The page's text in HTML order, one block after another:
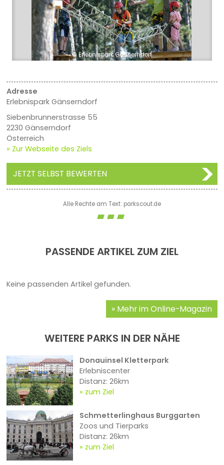
© Erlebnispark Gänserndorf
Adresse
Erlebnispark Gänserndorf
Siebenbrunnerstrasse 55
2230 Gänserndorf
Österreich
» Zur Webseite des Ziels
JETZT SELBST BEWERTEN
Alle Rechte am Text: parkscout.de
PASSENDE ARTIKEL ZUM ZIEL
Keine passenden Artikel gefunden.
Mehr im Online-Magazin
WEITERE PARKS IN DER NÄHE
Donauinsel Kletterpark
Erlebniscenter
Distanz: 26km
zum Ziel
Schmetterlinghaus Burggarten
Zoos und Tierparks
Distanz: 26km
zum Ziel